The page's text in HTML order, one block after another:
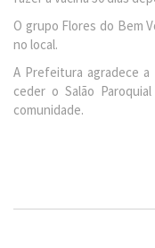
O grupo Flores do Bem
no local.
A Prefeitura agradece a
ceder o Salão
comunidade.